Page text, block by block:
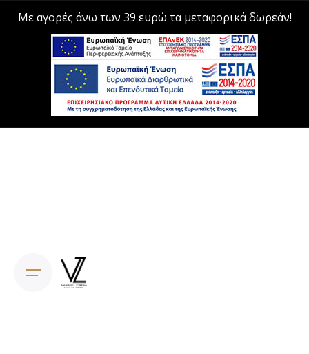
Με αγορές άνω των 39 ευρώ τα μεταφορικά δωρεάν!